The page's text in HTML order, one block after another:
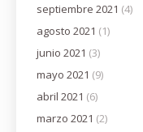
septiembre 2021 (4)
agosto 2021 (1)
junio 2021 (3)
mayo 2021 (9)
abril 2021 (6)
marzo 2021 (2)